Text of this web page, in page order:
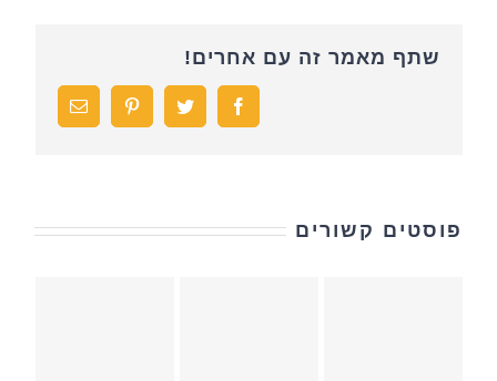
שתף מאמר זה עם אחרים!
Facebook
Twitter
Pinterestכתובת
דואר
פוסטים קשורים